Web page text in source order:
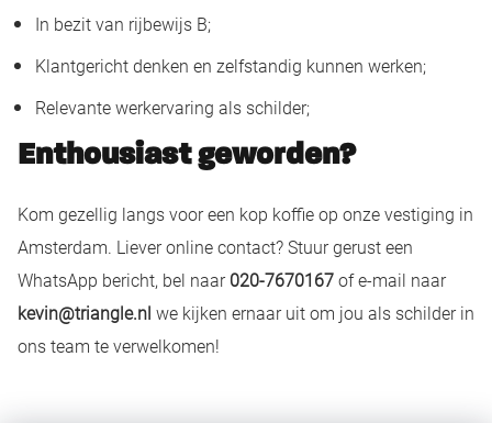
In bezit van rijbewijs B;
Klantgericht denken en zelfstandig kunnen werken;
Relevante werkervaring als schilder;
Enthousiast geworden?
Kom gezellig langs voor een kop koffie op onze vestiging in
Amsterdam. Liever online contact? Stuur gerust een
WhatsApp bericht, bel naar 020-7670167 of e-mail naar
kevin@triangle.nl we kijken ernaar uit om jou als schilder in
ons team te verwelkomen!